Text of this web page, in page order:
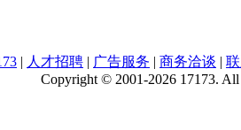
| 人才招聘 | 广告服务 | 商务洽谈 |
Copyright © 2001-2026 17173. All